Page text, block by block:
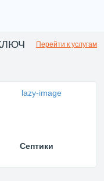
Перейти к услугам
Септики